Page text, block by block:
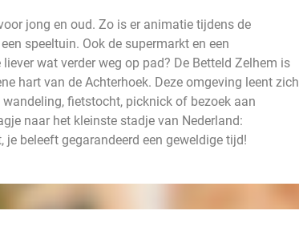
jong en oud. Zo is er animatie tijdens de
speeltuin. Ook de supermarkt en een
wat verder weg op pad? De Betteld Zelhem is
hart van de Achterhoek. Deze omgeving leent zich
fietstocht, picknick of bezoek aan
naar het kleinste stadje van Nederland:
je beleeft gegarandeerd een geweldige tijd!